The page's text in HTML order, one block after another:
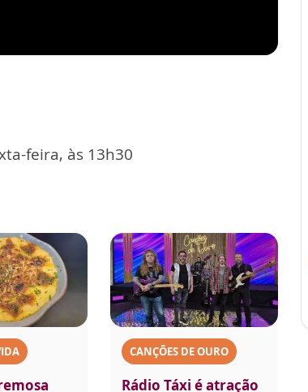
feira, às 13h30
CANÇÕES DE OURO
Rádio Táxi é atração